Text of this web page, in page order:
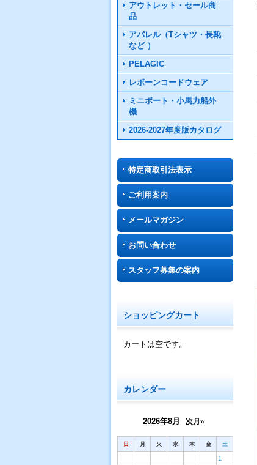
アウトレット・セール商
品
アパレル（Tシャツ・長靴
など ）
PELAGIC
レボーンコードウェア
ミニボート・小馬力船外
機
2026-2027年度版カタログ
特定商取引法表示
ご利用案内
メールマガジン
お問い合わせ
スタッフ募集の案内
ショッピングカート
カートは空です。
カレンダー
2026年8月 次月»
日 月 火 水 木 金 土
1